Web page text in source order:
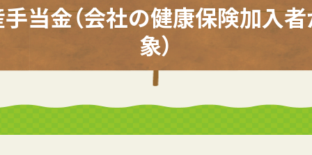
当金（会社の健康保険加入
象）